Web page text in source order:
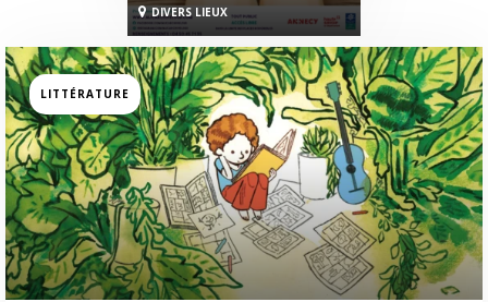
DIVERS LIEUX
LITTÉRATURE